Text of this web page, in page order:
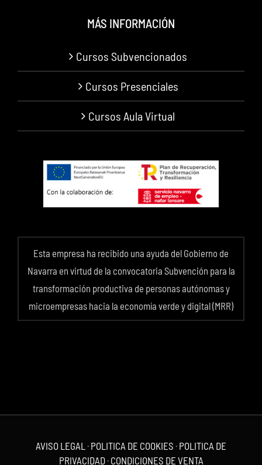
MÁS INFORMACIÓN
Cursos Subvencionados
Cursos Presenciales
Cursos Aula Virtual
Esta empresa ha recibido una ayuda del Gobierno de
Navarra en virtud de la convocatoria Subvención para la
transformación productiva de personas autónomas y
microempresas hacia la economía verde y digital (MRR)
AVISO LEGAL · POLITICA DE COOKIES · POLITICA DE
PRIVACIDAD· CONDICIONES DE VENTA